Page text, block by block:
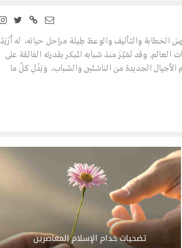
تركي ولد سنة 1938، ومَارَسَ الخطابة والتأليف والوعظ طِيلة مراحل حياته، له أَزْيَدُ
إلى 40 لغة من لغات العالم. وقد تَمَيَّزَ منذ شبابه المبكر بقدرته الفائقة على
الأجيال الجديدة من الناشئين والشباب، وَبَذْلِ كلِّ ما
تضحيات خدام الإسلام المعاصرين